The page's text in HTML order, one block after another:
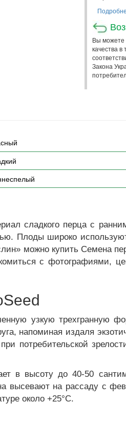
Вы можете
качества в
Закона
сладкого перца с
Плоды широко
можно купить Семена
с фотографиями,
узкую трехгранную
напоминая издаля
потребительской
в высоту до 40-50
высевают на рассаду с
около +25°C.